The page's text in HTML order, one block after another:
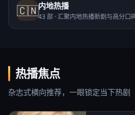
🇨🇳内地热播
43部 ·汇聚内地热播新剧与高分口
热播焦点
杂志式横向推荐，一眼锁定当下热剧